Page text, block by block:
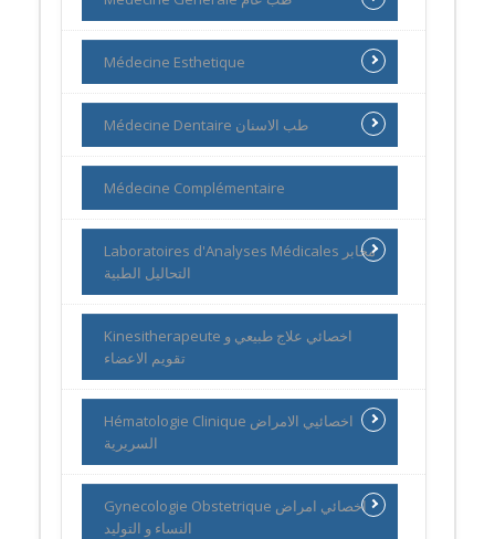
Médecine Esthetique
Médecine Dentaire طب الاسنان
Médecine Complémentaire
Laboratoires d'Analyses Médicales مخابر
التحاليل الطبية
Kinesitherapeute اخصائي علاج طبيعي و
تقويم الاعضاء
Hématologie Clinique اخصائيي الامراض
السريرية
Gynecologie Obstetrique اخصائي امراض
النساء و التوليد